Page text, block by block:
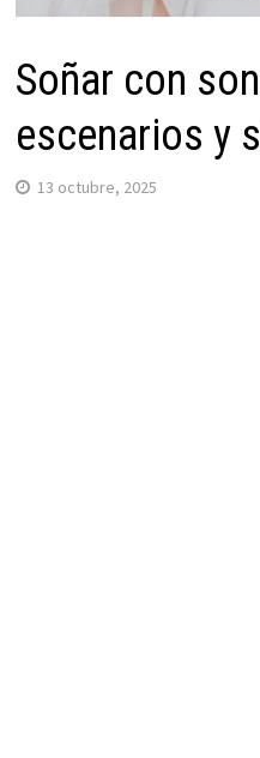
Soñar con
escenarios y
13 octubre, 2025